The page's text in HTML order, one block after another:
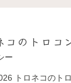
コのトロコ
ー
トロネコのト